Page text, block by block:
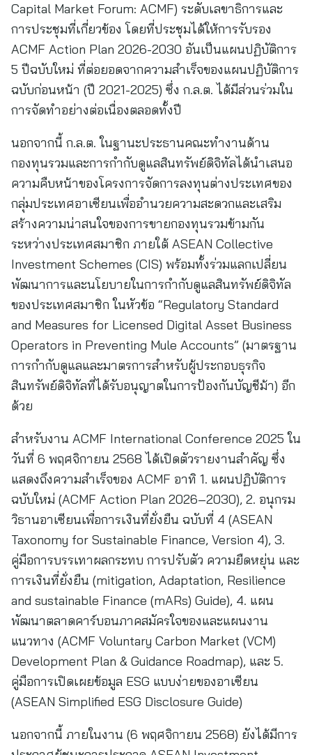
Capital Market Forum: ACMF) ระดับเลขาธิการและ
การประชุมที่เกี่ยวข้อง โดยที่ประชุมได้ให้การรับรอง
ACMF Action Plan 2026-2030 อันเป็นแผนปฏิบัติการ
5 ปีฉบับใหม่ ที่ต่อยอดจากความสำเร็จของแผนปฏิบัติการ
ฉบับก่อนหน้า (ปี 2021-2025) ซึ่ง ก.ล.ต. ได้มีส่วนร่วมใน
การจัดทำอย่างต่อเนื่องตลอดทั้งปี
นอกจากนี้ ก.ล.ต. ในฐานะประธานคณะทำงานด้าน
กองทุนรวมและการกำกับดูแลสินทรัพย์ดิจิทัลได้นำเสนอ
ความคืบหน้าของโครงการจัดการลงทุนต่างประเทศของ
กลุ่มประเทศอาเซียนเพื่ออำนวยความสะดวกและเสริม
สร้างความน่าสนใจของการขายกองทุนรวมข้ามกัน
ระหว่างประเทศสมาชิก ภายใต้ ASEAN Collective
Investment Schemes (CIS) พร้อมทั้งร่วมแลกเปลี่ยน
พัฒนาการและนโยบายในการกำกับดูแลสินทรัพย์ดิจิทัล
ของประเทศสมาชิก ในหัวข้อ “Regulatory Standard
and Measures for Licensed Digital Asset Business
Operators in Preventing Mule Accounts” (มาตรฐาน
การกํากับดูแลและมาตรการสําหรับผู้ประกอบธุรกิจ
สินทรัพย์ดิจิทัลที่ได้รับอนุญาตในการป้องกันบัญชีม้า) อีก
ด้วย
สำหรับงาน ACMF International Conference 2025 ใน
วันที่ 6 พฤศจิกายน 2568 ได้เปิดตัวรายงานสำคัญ ซึ่ง
แสดงถึงความสำเร็จของ ACMF อาทิ 1. แผนปฏิบัติการ
ฉบับใหม่ (ACMF Action Plan 2026–2030), 2. อนุกรม
วิธานอาเซียนเพื่อการเงินที่ยั่งยืน ฉบับที่ 4 (ASEAN
Taxonomy for Sustainable Finance, Version 4), 3.
คู่มือการบรรเทาผลกระทบ การปรับตัว ความยืดหยุ่น และ
การเงินที่ยั่งยืน (mitigation, Adaptation, Resilience
and sustainable Finance (mARs) Guide), 4. แผน
พัฒนาตลาดคาร์บอนภาคสมัครใจของและแผนงาน
แนวทาง (ACMF Voluntary Carbon Market (VCM)
Development Plan & Guidance Roadmap), และ 5.
คู่มือการเปิดเผยข้อมูล ESG แบบง่ายของอาเซียน
(ASEAN Simplified ESG Disclosure Guide)
นอกจากนี้ ภายในงาน (6 พฤศจิกายน 2568) ยังได้มีการ